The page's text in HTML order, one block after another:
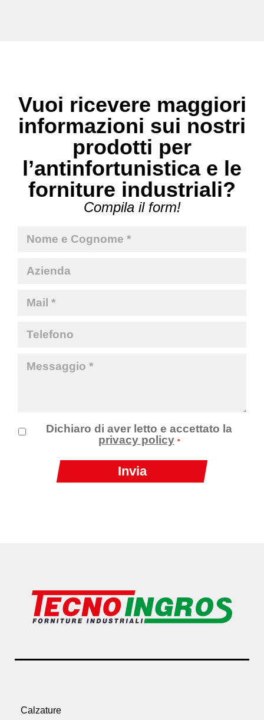
Vuoi ricevere maggiori
informazioni sui nostri
prodotti per
l’antinfortunistica e le
forniture industriali?
Compila il form!
Dichiaro di aver letto e accettato la
privacy policy *
Calzature